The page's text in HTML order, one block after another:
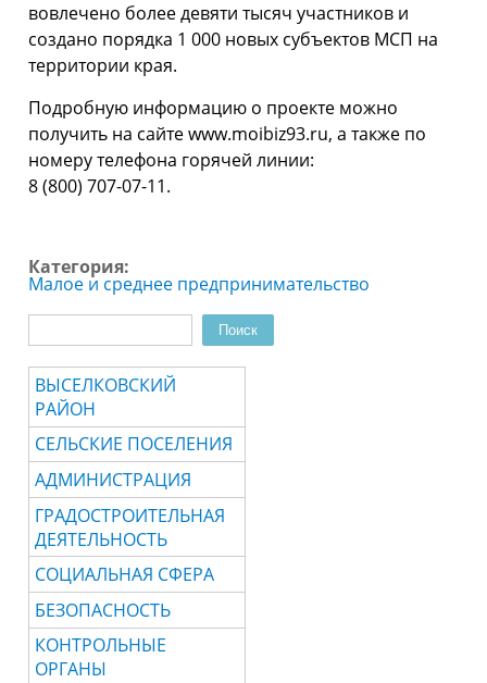
вовлечено более девяти тысяч участников и
создано порядка 1 000 новых субъектов МСП на
территории края.
Подробную информацию о проекте можно
получить на сайте www.moibiz93.ru, а также по
номеру телефона горячей линии:
8 (800) 707-07-11.
Категория:
Малое и среднее предпринимательство
Поиск
ВЫСЕЛКОВСКИЙ
РАЙОН
СЕЛЬСКИЕ ПОСЕЛЕНИЯ
АДМИНИСТРАЦИЯ
ГРАДОСТРОИТЕЛЬНАЯ
ДЕЯТЕЛЬНОСТЬ
СОЦИАЛЬНАЯ СФЕРА
БЕЗОПАСНОСТЬ
КОНТРОЛЬНЫЕ
ОРГАНЫ